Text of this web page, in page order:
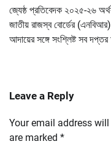
জ্যেষ্ঠ প্রতিবেদক ২০২৫-২৬
জাতীয় রাজস্ব বোর্ডের
আদায়ের সঙ্গে সংশ্লিষ্ট সব
Leave a Reply
Your email address
are marked *